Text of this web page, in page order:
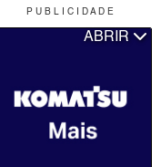
P U B L I C I D A D E
ABRIR